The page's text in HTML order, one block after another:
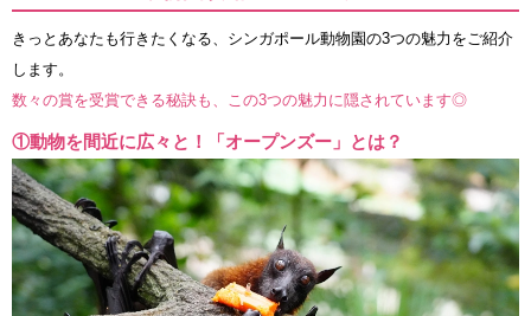
きっとあなたも行きたくなる、シンガポール動物園の3つの魅力をご紹介
します。
数々の賞を受賞できる秘訣も、この3つの魅力に隠されています◎
①動物を間近に広々と！「オープンズー」とは？